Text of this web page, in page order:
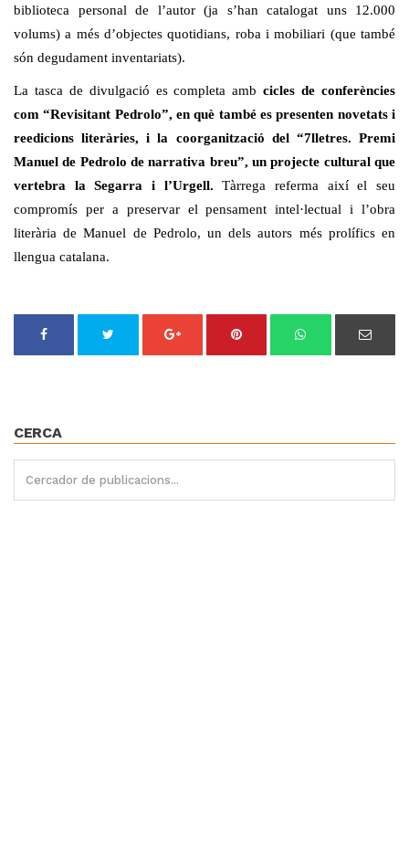
biblioteca personal de l’autor (ja s’han catalogat uns 12.000
volums) a més d’objectes quotidians, roba i mobiliari (que també
són degudament inventariats).
La tasca de divulgació es completa ambcicles de conferències
com “Revisitant Pedrolo”, en què també es presenten novetats i
reedicions literàries, i la coorganització del “7lletres. Premi
Manuel de Pedrolo de narrativa breu”, un projecte cultural que
vertebra la Segarra i l’Urgell.Tàrrega referma així el seu
compromís per a preservar el pensament intel·lectual i l’obra
literària de Manuel de Pedrolo, un dels autors més prolífics en
llengua catalana.
CERCA